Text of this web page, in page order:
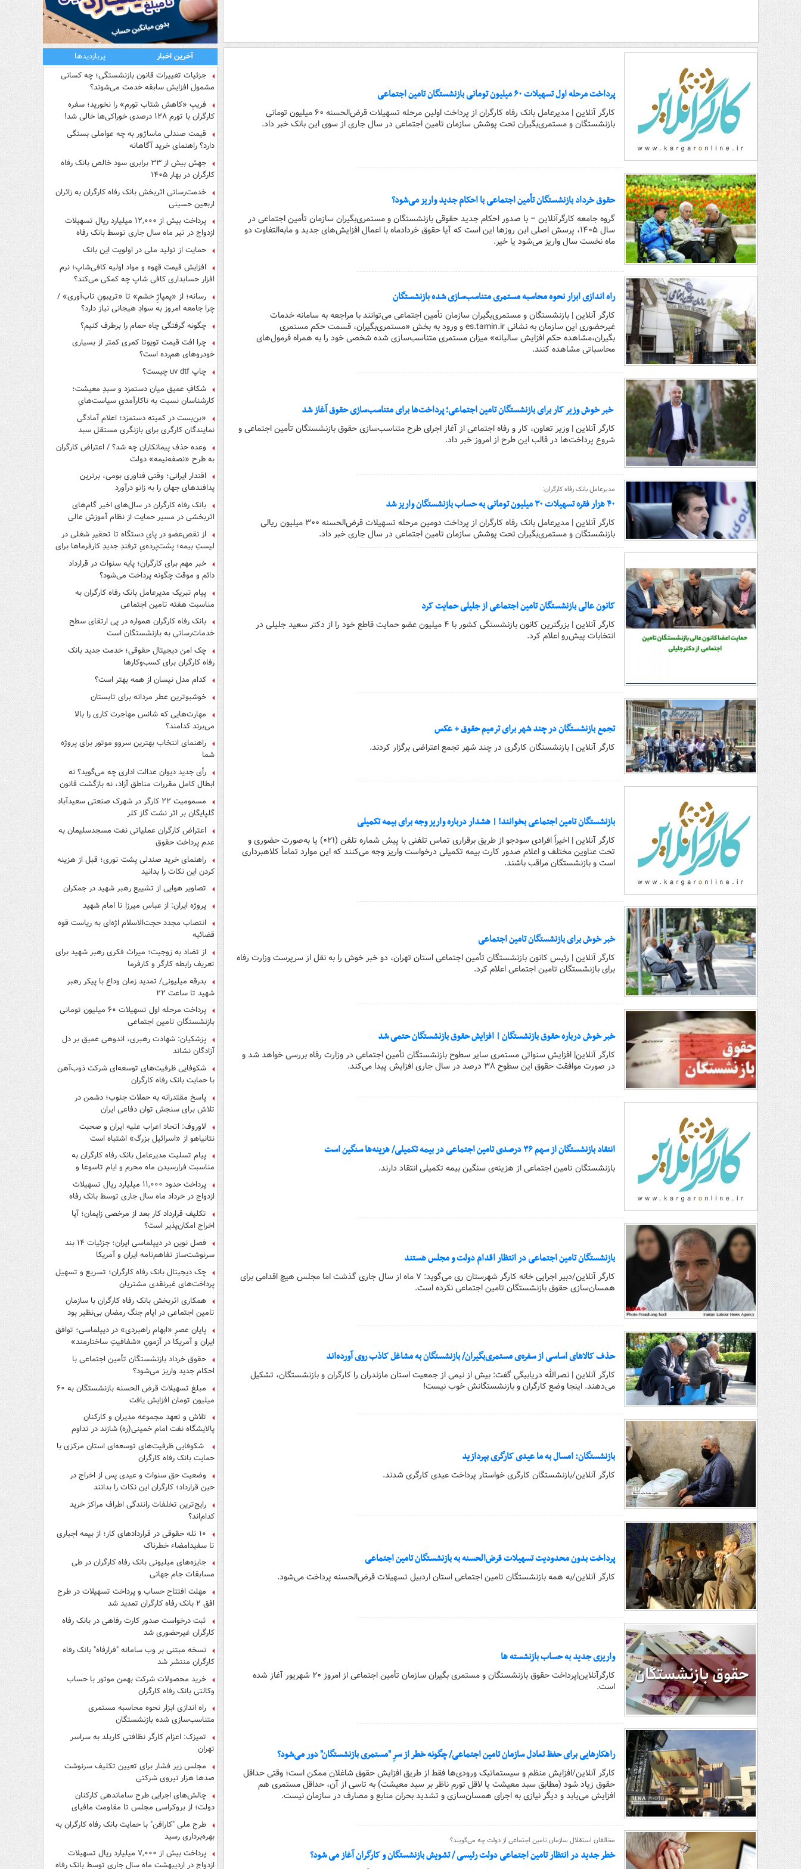
پرداخت مرحله اول تسهیلات ۶۰ میلیون تومانی بازنشستگان تامین اجتماعی
کارگر آنلاین | مدیرعامل بانک رفاه کارگران از پرداخت اولین مرحله تسهیلات قرض‌الحسنه ۶۰ میلیون تومانی
بازنشستگان و مستمری‌بگیران تحت پوشش سازمان تامین اجتماعی در سال جاری از سوی این بانک خبر داد.
حقوق خرداد بازنشستگان تأمین اجتماعی با احکام جدید واریز می‌شود؟
گروه جامعه کارگرآنلاین – با صدور احکام جدید حقوقی بازنشستگان و مستمری‌بگیران سازمان تأمین اجتماعی در
سال ۱۴۰۵، پرسش اصلی این روزها این است که آیا حقوق خردادماه با اعمال افزایش‌های جدید و مابه‌التفاوت دو
ماه نخست سال واریز می‌شود یا خیر.
راه اندازی ابزار نحوه محاسبه مستمری متناسب‌سازی شده بازنشستگان
کارگر آنلاین | بازنشستگان و مستمری‌بگیران سازمان تأمین اجتماعی می‌توانند با مراجعه به سامانه خدمات
غیرحضوری این سازمان به نشانی es.tamin.ir و ورود به بخش «مستمری‌بگیران، قسمت حکم مستمری
بگیران،مشاهده حکم افزایش سالیانه» میزان مستمری متناسب‌سازی شده شخصی خود را به همراه فرمول‌های
محاسباتی مشاهده کنند.
خبر خوش وزیر کار برای بازنشستگان تامین اجتماعی؛ پرداخت‌ها برای متناسب‌سازی حقوق آغاز شد
کارگر آنلاین | وزیر تعاون، کار و رفاه اجتماعی از آغاز ‌اجرای ‌طرح متناسب‌سازی حقوق ‌بازنشستگان تأمین اجتماعی و
شروع پرداخت‌ها در قالب این طرح از امروز خبر داد.
مدیرعامل بانک رفاه کارگران:
۴۰ هزار فقره تسهیلات ۳۰ میلیون تومانی به حساب بازنشستگان واریز شد
کارگر آنلاین | مدیرعامل بانک رفاه کارگران از پرداخت دومین مرحله تسهیلات قرض‌الحسنه ۳۰۰ میلیون ریالی
بازنشستگان و مستمری‌بگیران تحت پوشش سازمان تامین اجتماعی در سال جاری خبر داد.
کانون عالی بازنشستگان تامین اجتماعی از جلیلی حمایت کرد
کارگر آنلاین | بزرگترین کانون بازنشستگی کشور با ۴ میلیون عضو حمایت قاطع خود را از دکتر سعید جلیلی در
انتخابات پیش‌رو اعلام کرد.
تجمع بازنشستگان در چند شهر برای ترمیم حقوق + عکس
کارگر آنلاین | بازنشستگان کارگری در چند شهر تجمع اعتراضی برگزار کردند.
بازنشستگان تامین اجتماعی بخوانند! | هشدار درباره واریز وجه برای بیمه تکمیلی
کارگر آنلاین | اخیراً افرادی سودجو از طریق برقراری تماس تلفنی با پیش شماره تلفن (۰۲۱) یا به‌صورت حضوری و
تحت عناوین مختلف و اعلام صدور کارت بیمه تکمیلی درخواست واریز وجه می‌کنند که این موارد تماماً کلاهبرداری
است و بازنشستگان مراقب باشند.
خبر خوش برای بازنشستگان تامین اجتماعی
کارگر آنلاین | رئیس کانون بازنشستگان تأمین اجتماعی استان تهران، دو خبر خوش را به نقل از سرپرست وزارت رفاه
برای بازنشستگان تامین اجتماعی اعلام کرد.
خبر خوش درباره حقوق بازنشستگان | افزایش حقوق بازنشستگان حتمی شد
کارگر آنلاین| افزایش سنواتی مستمری سایر سطوح بازنشستگان تأمین اجتماعی در وزارت رفاه بررسی خواهد شد و
در صورت موافقت حقوق این سطوح ۳۸ درصد در سال جاری افزایش پیدا می‌کند.
انتقاد بازنشستگان از سهم ۳۶ درصدی تامین اجتماعی در بیمه تکمیلی/ هزینه‌‌ها سنگین است
بازنشستگان تامین اجتماعی از هزینه‌ی سنگین بیمه تکمیلی انتقاد دارند.
بازنشستگان تامین اجتماعی در انتظار اقدام دولت و مجلس هستند
کارگر آنلاین/دبیر اجرایی خانه کارگر شهرستان ری می‌گوید: ۷ ماه از سال جاری گذشت اما مجلس هیچ اقدامی برای
همسان‌سازی حقوق بازنشستگان تامین اجتماعی نکرده است.
حذف کالاهای اساسی از سفره‌ی مستمری‌بگیران/ بازنشستگان به مشاغل کاذب روی آورده‌اند
کارگر آنلاین | نصرالله دریابیگی گفت: بیش از نیمی از جمعیت استان مازندران را کارگران و بازنشستگان، تشکیل
می‌دهند. اینجا وضع کارگران و بازنشستگانش خوب نیست!
بازنشستگان: امسال به ما عیدی کارگری بپردازید
کارگر آنلاین/بازنشستگان کارگری خواستار پرداخت عیدی کارگری شدند.
پرداخت بدون محدودیت تسهیلات قرض‌الحسنه به بازنشستگان تامین اجتماعی
کارگر آنلاین/به همه بازنشستگان تامین اجتماعی استان اردبیل تسهیلات قرض‌الحسنه پرداخت می‌شود.
واریزی جدید به حساب بازنشسته ها
کارگرآنلاین|پرداخت حقوق بازنشستگان و مستمری بگیران سازمان تأمین اجتماعی از امروز ۲۰ شهریور آغاز شده
است.
راهکارهایی برای حفظ تعادل سازمان تامین اجتماعی/ چگونه خطر از سرِ "مستمری بازنشستگان" دور می‌شود؟
کارگر آنلاین/افزایش منظم و سیستماتیک ورودی‌ها فقط از طریق افزایش حقوق شاغلان ممکن است؛ وقتی حداقل
حقوق زیاد شود (مطابق سبد معیشت یا لاقل تورم ناظر بر سبد معیشت) به تاسی از آن، حداقل مستمری هم
افزایش می‌یابد و دیگر نیازی به اجرای همسان‌سازی و تشدید بحران منابع و مصارف در سازمان نیست.
مخالفان استقلال سازمان تامین اجتماعی از دولت چه می‌گویند؟
خطر جدید در انتظار تامین اجتماعی دولت رئیسی / تشویش بازنشستگان و کارگران آغاز می شود؟
آخرین اخبار
پربازدیدها
جزئیات تغییرات قانون بازنشستگی؛ چه کسانی
مشمول افزایش سابقه خدمت می‌شوند؟
فریبِ «کاهش شتاب تورم» را نخورید؛ سفره
کارگران با تورم ۱۲۸ درصدی خوراکی‌ها خالی شد!
قیمت صندلی ماساژور به چه عواملی بستگی
دارد؟ راهنمای خرید آگاهانه
جهش بیش از ۳۳ برابری سود خالص بانک رفاه
کارگران در بهار ۱۴۰۵
خدمت‌رسانی اثربخش بانک رفاه کارگران به زائران
اربعین حسینی
پرداخت بیش از ۱۲,۰۰۰ میلیارد ریال تسهیلات
ازدواج در تیر ماه سال جاری توسط بانک رفاه
کارگران
حمایت از تولید ملی در اولویت این بانک
افزایش قیمت قهوه و مواد اولیه کافی‌شاپ؛ نرم
افزار حسابداری کافی شاپ چه کمکی می‌کند؟
رسانه؛ از «پمپاژِ خشم» تا «تریبونِ تاب‌آوری» /
چرا جامعه امروز به سوادِ هیجانی نیاز دارد؟
چگونه گرفتگی چاه حمام را برطرف کنیم؟
چرا افت قیمت تویوتا کمری کمتر از بسیاری
خودروهای هم‌رده است؟
چاپ uv dtf چیست؟
شکافِ عمیق میان دستمزد و سبدِ معیشت؛
کارشناسان نسبت به ناکارآمدیِ سیاست‌هایِ
حمایتی هشدار دادند
«بن‌بست در کمیته دستمزد؛ اعلام آمادگی
نمایندگان کارگری برای بازنگری مستقل سبد
وعده حذف پیمانکاران چه شد؟ / اعتراض کارگران
به طرح «نصفه‌نیمه» دولت
اقتدار ایرانی؛ وقتی فناوری بومی، برترین
پدافندهای جهان را به زانو درآورد
بانک رفاه کارگران در سال‌های اخیر گام‌های
اثربخشی در مسیر حمایت از نظام آموزش عالی
برداشته است
از نقص‌عضو در پایِ دستگاه تا تحقیرِ شغلی در
لیستِ بیمه؛ پشت‌پرده‌یِ ترفندِ جدیدِ کارفرماها برای
فرار از قانون چیست؟
خبر مهم برای کارگران؛ پایه سنوات در قرارداد
دائم و موقت چگونه پرداخت می‌شود؟
پیام تبریک مدیرعامل بانک رفاه کارگران به
مناسبت هفته تامین اجتماعی
بانک رفاه کارگران همواره در پی ارتقای سطح
خدمات‌رسانی به بازنشستگان است
چک امن دیجیتال حقوقی؛ خدمت جدید بانک
رفاه کارگران برای کسب‌وکارها
کدام مدل نیسان از همه بهتر است؟
خوشبوترین عطر مردانه برای تابستان
مهارت‌هایی که شانس مهاجرت کاری را بالا
می‌برند کدامند؟
راهنمای انتخاب بهترین سروو موتور برای پروژه
شما
رأی جدید دیوان عدالت اداری چه می‌گوید؟ نه
ابطال کامل مقررات مناطق آزاد، نه بازگشت قانون
مسمومیت ۲۲ کارگر در شهرک صنعتی سعیدآباد
گلپایگان بر اثر نشت گاز کلر
اعتراض کارگران عملیاتی نفت مسجدسلیمان به
عدم پرداخت حقوق
راهنمای خرید صندلی پشت توری؛ قبل از هزینه
کردن این نکات را بدانید
تصاویر هوایی از تشییع رهبر شهید در جمکران
پروژه ایران: از عباس میرزا تا امام شهید
انتصاب مجدد حجت‌الاسلام اژه‌ای به ریاست قوه‌
قضائیه
از تضاد به زوجیت؛ میراث فکری رهبر شهید برای
تعریف رابطه کارگر و کارفرما
بدرقه میلیونی/ تمدید زمان وداع با پیکر رهبر
شهید تا ساعت ۲۲
پرداخت مرحله اول تسهیلات ۶۰ میلیون تومانی
بازنشستگان تامین اجتماعی
پزشکیان: شهادت رهبری، اندوهی عمیق بر دل
آزادگان نشاند
شکوفایی ظرفیت‌های توسعه‌ای شرکت ذوب‌آهن
با حمایت‌ بانک رفاه کارگران
پاسخ مقتدرانه به حملات جنوب؛ دشمن در
تلاش برای سنجش توان دفاعی ایران
لاوروف: اتحاد اعراب علیه ایران و صحبت
نتانیاهو از «اسرائیل بزرگ» اشتباه است
پیام تسلیت مدیرعامل بانک رفاه کارگران به
مناسبت فرارسیدن ماه محرم و ایام تاسوعا و
عاشورای حسینی
پرداخت حدود ۱۱,۰۰۰ میلیارد ریال تسهیلات
ازدواج در خرداد ماه سال جاری توسط بانک رفاه
کارگران
تکلیف قرارداد کار بعد از مرخصی زایمان؛ آیا
اخراج امکان‌پذیر است؟
فصل نوین در دیپلماسی ایران؛ جزئیات ۱۴ بند
سرنوشت‌ساز تفاهم‌نامه ایران و آمریکا
چک دیجیتال بانک رفاه کارگران؛ تسریع و تسهیل
پرداخت‌های غیرنقدی مشتریان
همکاری اثربخش بانک رفاه کارگران با سازمان
تامین اجتماعی در ایام جنگ رمضان بی‌نظیر بود
پایان عصرِ «ابهام راهبردی» در دیپلماسی؛ توافق
ایران و آمریکا در آزمونِ «شفافیتِ ساختارمند»
حقوق خرداد بازنشستگان تأمین اجتماعی با
احکام جدید واریز می‌شود؟
مبلغ تسهیلات قرض الحسنه بازنشستگان به ۶۰
میلیون تومان افزایش یافت
تلاش و تعهد مجموعه مدیران و کارکنان
پالایشگاه نفت امام خمینی(ره) شازند در تداوم
تولید در ایام جنگ رمضان، شایسته قدردانی است
شکوفایی ظرفیت‌های توسعه‌ای استان مرکزی با
حمایت بانک رفاه کارگران
وضعیت حق سنوات و عیدی پس از اخراج در
حین قرارداد؛ کارگران این نکات را بدانند
رایج‌ترین تخلفات رانندگی اطراف مراکز خرید
کدام‌اند؟
۱۰ تله حقوقی در قراردادهای کار؛ از بیمه اجباری
تا سفیدامضاء خطرناک
جایزه‌های میلیونی بانک رفاه کارگران در طی
مسابقات جام جهانی
مهلت افتتاح حساب و پرداخت تسهیلات در طرح
افق ۲ بانک رفاه کارگران تمدید شد
ثبت درخواست صدور کارت رفاهی در بانک رفاه
کارگران غیرحضوری شد
نسخه مبتنی بر وب سامانه "فرارفاه" بانک رفاه
کارگران منتشر شد
خرید محصولات شرکت بهمن موتور با حساب
وکالتی بانک رفاه کارگران
راه اندازی ابزار نحوه محاسبه مستمری
متناسب‌سازی شده بازنشستگان
تمیزک: اعزام کارگر نظافتی کاربلد به سراسر
تهران
مجلس زیر فشار برای تعیین تکلیف سرنوشت
صدها هزار نیروی شرکتی
چالش‌های اجرایی طرح ساماندهی کارکنان
دولت؛ از بروکراسی مجلس تا مقاومت مافیای
واسطه‌گری
طرح ملی "کارافن" با حمایت بانک رفاه کارگران به
بهره‌برداری رسید
پرداخت بیش از ۷,۰۰۰ میلیارد ریال تسهیلات
ازدواج در اردیبهشت ماه سال جاری توسط بانک رفاه